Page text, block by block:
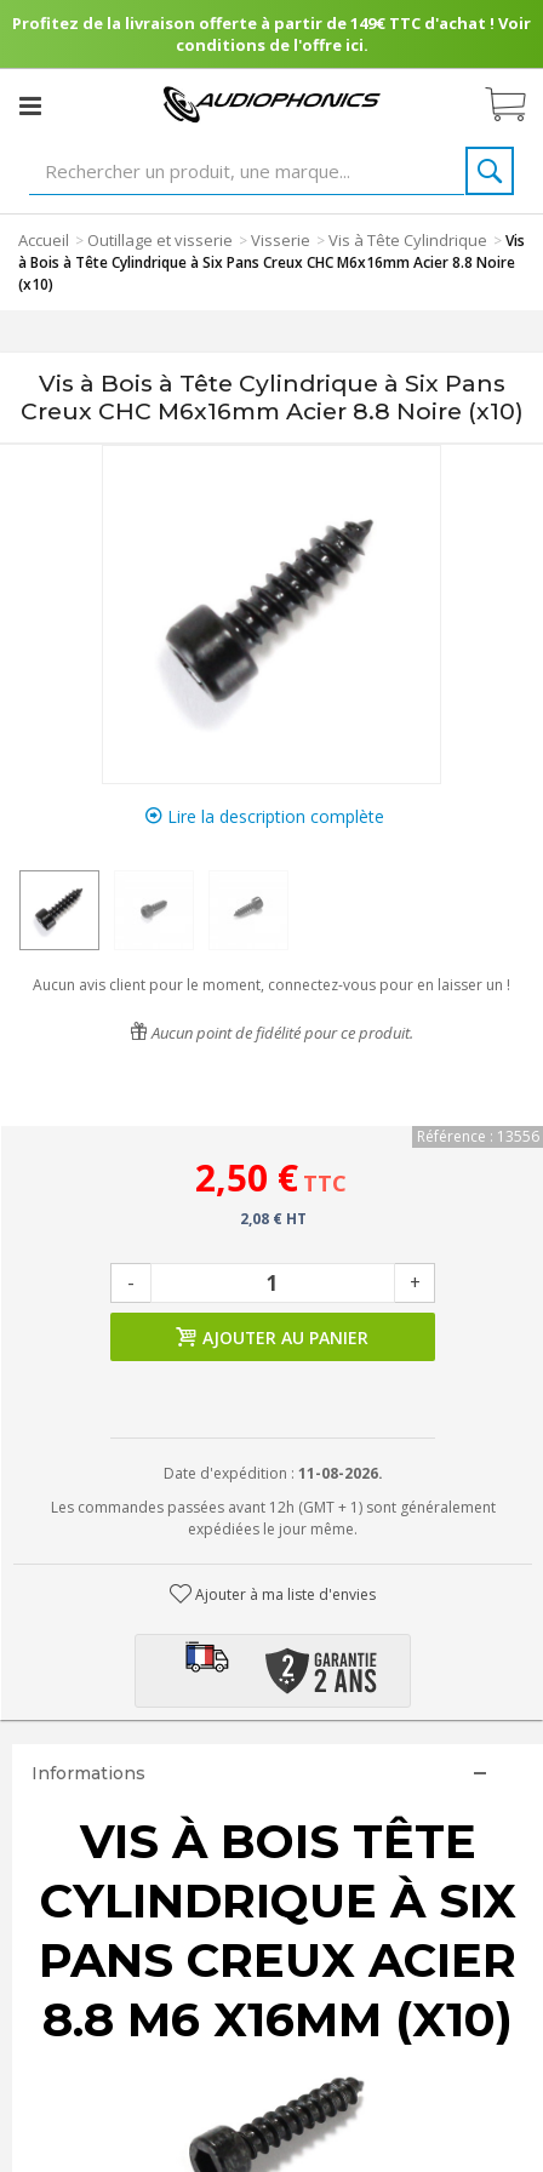
Profitez de la livraison offerte à partir de 149€ TTC d'achat ! Voir
conditions de l'offre ici.
Accueil > Outillage et visserie >Visserie >Vis à Tête Cylindrique >Vis
à Bois à Tête Cylindrique à Six Pans Creux CHC M6x16mm Acier 8.8 Noire
(x10)
Vis à Bois à Tête Cylindrique à Six Pans
Creux CHC M6x16mm Acier 8.8 Noire (x10)
Lire la description complète
Aucun avis client pour le moment, connectez-vous pour en laisser un !
Aucun point de fidélité pour ce produit.
Référence : 13556
2,50 € TTC
2,08 € HT
- +
AJOUTER AU PANIER
Date d'expédition : 11-08-2026.
Les commandes passées avant 12h (GMT + 1) sont généralement
expédiées le jour même.
Ajouter à ma liste d'envies
Informations
VIS À BOIS TÊTE
CYLINDRIQUE À SIX
PANS CREUX ACIER
8.8 M6 X16MM (X10)